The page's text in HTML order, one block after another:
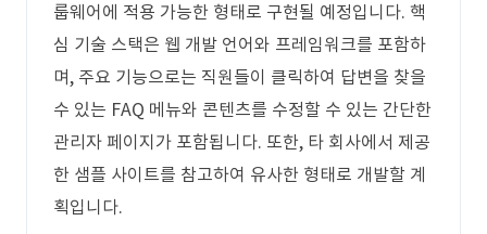
룹웨어에 적용 가능한 형태로 구현될 예정입니다. 핵
심 기술 스택은 웹 개발 언어와 프레임워크를 포함하
며, 주요 기능으로는 직원들이 클릭하여 답변을 찾을
수 있는 FAQ 메뉴와 콘텐츠를 수정할 수 있는 간단한
관리자 페이지가 포함됩니다. 또한, 타 회사에서 제공
한 샘플 사이트를 참고하여 유사한 형태로 개발할 계
획입니다.